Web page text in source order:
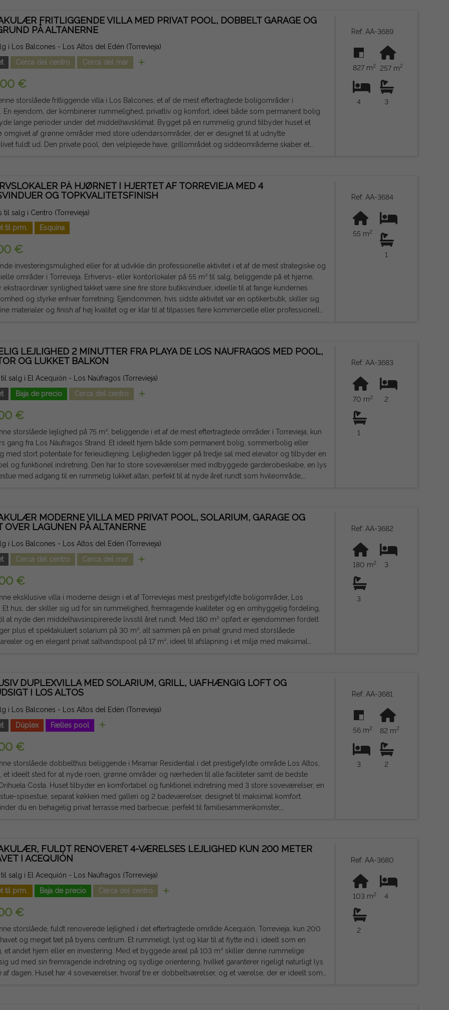
transport og fritidsområder. Hvis du leder efter et hjem tæt på havet, komfortabelt,
en privilegeret beliggenhed, opfylder denne lejlighed alle betingelserne for at blive dit næste
investering på Costa Blanca. Juridisk note: Gebyrer og skatter er ikke inkluderet. De
der gives, er indikative og ikke juridisk bindende, og kan indeholde fejl.
FRITLIGGENDE VILLA MED PRIVAT POOL, DOBBELT GARAGE OG
PÅ ALTANERNE
i Los Balcones - Los Altos del Edén (Torrevieja)
Cerca del centro Cerca del mar
€
storslåede fritliggende villa i Los Balcones, et af de mest eftertragtede boligområder i
En ejendom, der kombinerer rummelighed, privatliv og komfort, ideel både som permanent bolig
perioder under det middelhavsklimat. Bygget på en rummelig grund tilbyder huset et
omgivet af grønne områder med store udendørsområder, der er designet til at udnytte
fuldt ud. Den private pool, den velplejede have, grillområdet og siddeområderne skaber et
inkluderer også en lukket garage med plads til to køretøjer og fuldt møblerede lejligheder, klar
dag ét, hvilket giver stor merværdi og flere brugsmuligheder. Beliggende kun få minutter fra
i Torrevieja, golfbaner, indkøbscentre, supermarkeder, skoler og alle nødvendige faciliteter, forener
roen i et eksklusivt boligområde med bekvemmeligheden ved at have alt inden for rækkevidde.
efter et hjem med rigelig plads, maksimal privatliv og fremragende udendørsområder i et af de
på Costa Blanca, er denne villa en mulighed, du ikke må gå glip af. Juridisk note: Gebyrer og
inkluderet. De oplysninger, der gives, er indikative og ikke juridisk bindende, og kan indeholde
Ref: AA-3689
827 m2 257 m2
4 3
PÅ HJØRNET I HJERTET AF TORREVIEJA MED 4
OG TOPKVALITETSFINISH
til salg i Centro (Torrevieja)
til prm.
Esquina
€
investeringsmulighed eller for at udvikle din professionelle aktivitet i et af de mest strategiske og
Erhvervs- eller kontorlokaler på 55 m² til salg, beliggende på et hjørne,
ekstraordinær synlighed takket være sine fire store butiksvinduer, ideelle til at fange kundernes
enhver forretning. Ejendommen, hvis sidste aktivitet var en optikerbutik, skiller sig
materialer og finish af høj kvalitet og er klar til at tilpasses flere kommercielle eller professionelle
Patricio Pérez Sundhedscenter og omgivet af banker, butikker, restauranter, kantiner og alle slags
Et område med en stor fodgængerstrøm året rundt, perfekt til enhver type virksomhed, professionelt
eller kommerciel virksomhed. En unik mulighed for at erhverve lokaler med
image, maksimal synlighed og en privilegeret beliggenhed i hjertet af Torrevieja. Juridisk note:
skatter er ikke inkluderet. De oplysninger, der gives, er indikative og ikke juridisk bindende, og kan
Ref: AA-3684
55 m2
1
LEJLIGHED 2 MINUTTER FRA PLAYA DE LOS NÁUFRAGOS MED POOL,
OG LUKKET BALKON
til salg i El Acequión - Los Naúfragos (Torrevieja)
Baja de precio Cerca del centro
€
storslåede lejlighed på 75 m², beliggende i et af de mest eftertragtede områder i Torrevieja, kun
gang fra Los Náufragos Strand. Et ideelt hjem både som permanent bolig, sommerbolig eller
for ferieudlejning. Lejligheden ligger på tredje sal med elevator og tilbyder en
og funktionel indretning. Den har to store soveværelser med indbyggede garderobeskabe, en lys
med adgang til en rummelig lukket altan, perfekt til at nyde året rundt som hvileområde,
fods samt supermarkeder, restauranter, apoteker, offentlig transport og alle slags serviceydelser,
Hvis du leder efter et rummeligt, velplaceret hjem, der er klar til at flytte ind
fremragende mulighed for at nyde Costa Blanca eller foretage en sikker investering i et af de
i Torrevieja. Juridisk note: Gebyrer og skatter er ikke inkluderet. De oplysninger,
er indikative og ikke juridisk bindende, og kan indeholde fejl.
Ref: AA-3683
70 m2 2
1
MODERNE VILLA MED PRIVAT POOL, SOLARIUM, GARAGE OG
OVER LAGUNEN PÅ ALTANERNE
i Los Balcones - Los Altos del Edén (Torrevieja)
Cerca del centro Cerca del mar
€
eksklusive villa i moderne design i et af Torreviejas mest prestigefyldte boligområder, Los
Et hus, der skiller sig ud for sin rummelighed, fremragende kvaliteter og en omhyggelig fordeling,
den middelhavsinspirerede livsstil året rundt. Med 180 m² opført er ejendommen fordelt
plus et spektakulært solarium på 30 m², alt sammen på en privat grund med storslåede
og en elegant privat saltvandspool på 17 m², ideel til afslapning i et miljø med maksimal
til en terrasse og en balkon, perfekt til at nyde vejret året rundt. Husets juvel er dets
solarium på 30 m², et privilegeret rum med uhindret udsigt til saltlagunerne, ideelt til at skabe et
udendørs spisestue eller privat solarium. Underetagen har en stor garage med flere
et praktisk vaskerum og rigelig opbevaringsplads, perfekt til cykler, sportsudstyr, golf eller
eftertragtede urbaniseringer i Torrevieja, ligger
kun få minutter fra supermarkeder, restauranter, indkøbscentre, skoler, serviceydelser, golfbaner og
strande på Costa Blanca, med fremragende forbindelser til bymidten og hovedadgangsvejene. En
der kombinerer moderne design, rummelighed, privatliv og en privilegeret beliggenhed,
permanent bolig og som en investering på højt niveau. Juridisk note: Gebyrer og skatter er
De oplysninger, der gives, er indikative og ikke juridisk bindende, og kan indeholde fejl.
Ref: AA-3682
180 m2 3
3
DUPLEXVILLA MED SOLARIUM, GRILL, UAFHÆNGIG LOFT OG
I LOS ALTOS
i Los Balcones - Los Altos del Edén (Torrevieja)
Dúplex Fælles pool
€
storslåede dobbelthus beliggende i Miramar Residential i det prestigefyldte område Los Altos,
et ideelt sted for at nyde roen, grønne områder og nærheden til alle faciliteter samt de bedste
og funktionel indretning med 3 store soveværelser, en
spisestue, separat køkken med galleri og 2 badeværelser, designet til maksimal komfort.
du en behagelig privat terrasse med barbecue, perfekt til familiesammenkomster,
kontor, fritidsområde eller privat rum. Ejendommen inkluderer også et opbevaringsrum,
opbevaringsplads. Det er i fremragende stand, meget velholdt og med adskillige
til at flytte ind uden behov for renovering. Dens privilegerede beliggenhed giver nem
supermarkeder, indkøbscentre, restauranter, skoler, sportsområder og alle nødvendige faciliteter,
til et fremragende valg både som permanent bolig, fritidsbolig eller investering. En ejendom
rummelighed og fremragende faciliteter, designet til at nyde den autentiske middelhavslivsstil.
Gebyrer og skatter er ikke inkluderet. De oplysninger, der gives, er indikative og ikke juridisk
og kan indeholde fejl.
Ref: AA-3681
56 m2 82 m2
3 2
FULDT RENOVERET 4-VÆRELSES LEJLIGHED KUN 200 METER
I ACEQUIÓN
til salg i El Acequión - Los Naúfragos (Torrevieja)
til prm.
Baja de precio Cerca del centro
€
storslåede, fuldt renoverede lejlighed i det eftertragtede område Acequión, Torrevieja, kun 200
og meget tæt på byens centrum. Et rummeligt, lyst og klar til at flytte ind i, ideelt som en
eller en investering. Med et byggede areal på 103 m² skiller denne rummelige
ud med sin fremragende indretning og sydlige orientering, hvilket garanterer rigeligt naturligt lys
er dobbeltværelser, og et værelse, der er ideelt som
Ref: AA-3680
103 m2 4
2